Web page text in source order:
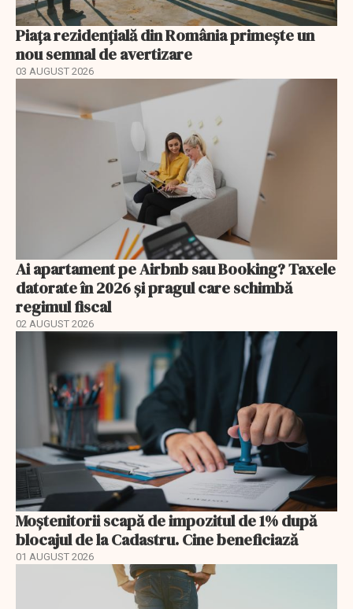
Piața rezidențială din România primește un
nou semnal de avertizare
03 AUGUST 2026
Ai apartament pe Airbnb sau Booking? Taxele
datorate în 2026 și pragul care schimbă
regimul fiscal
02 AUGUST 2026
Moștenitorii scapă de impozitul de 1% după
blocajul de la Cadastru. Cine beneficiază
01 AUGUST 2026